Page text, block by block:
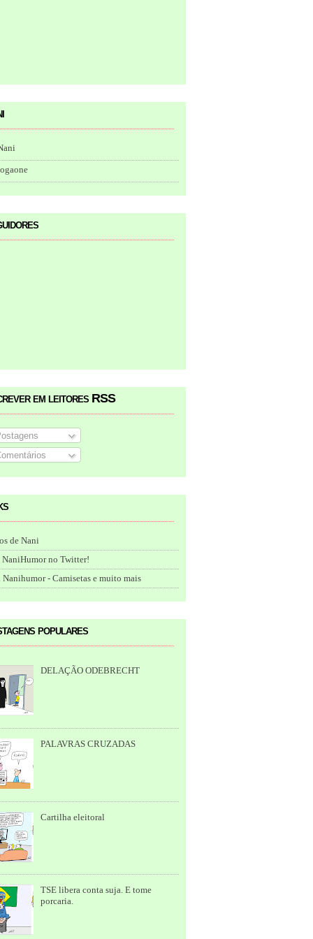
em leitores RSS
de Nani
NaniHumor no Twitter!
- Camisetas e muito mais
populares
DELAÇÃO ODEBRECHT
PALAVRAS CRUZADAS
Cartilha eleitoral
TSE libera conta suja. E tome
porcaria.